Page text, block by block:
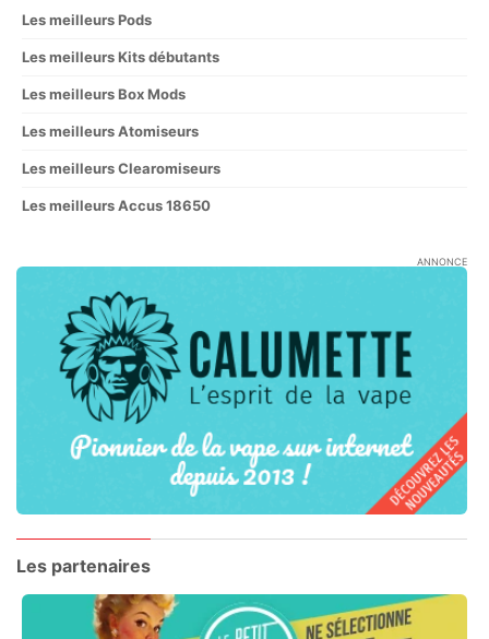
Les meilleurs Pods
Les meilleurs Kits débutants
Les meilleurs Box Mods
Les meilleurs Atomiseurs
Les meilleurs Clearomiseurs
Les meilleurs Accus 18650
ANNONCE
Les partenaires